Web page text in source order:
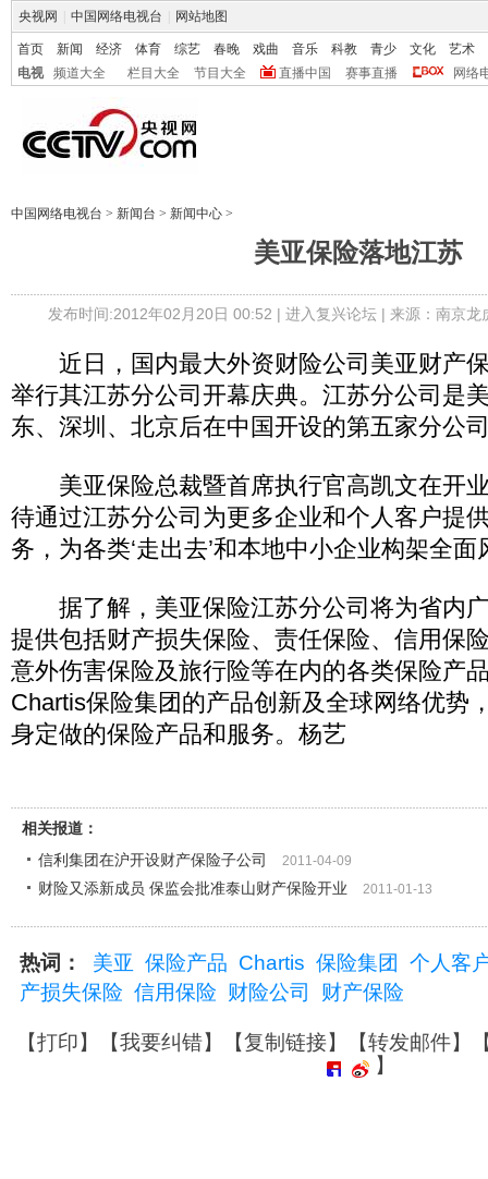
央视网 中国网络电视台 网站地图
首页 新闻 经济 体育 综艺 春晚 戏曲 音乐 科教 青少 文化
艺术
电视
频道大全 栏目大全 节目大全 直播中国 赛事直播 网络
中国网络电视台 > 新闻台 > 新闻中心 >
美亚保险落地江苏
发布时间:2012年02月20日 00:52 | 进入复兴论坛 | 来源：南京
近日，国内最大外资财险公司美亚财产
举行其江苏分公司开幕庆典。江苏分公司是
东、深圳、北京后在中国开设的第五家分公
美亚保险总裁暨首席执行官高凯文在开业
待通过江苏分公司为更多企业和个人客户提
务，为各类‘走出去’和本地中小企业构架全面
据了解，美亚保险江苏分公司将为省内
提供包括财产损失保险、责任保险、信用保
意外伤害保险及旅行险等在内的各类保险产
Chartis保险集团的产品创新及全球网络优势
身定做的保险产品和服务。杨艺
相关报道：
信利集团在沪开设财产保险子公司
2011-04-09
财险又添新成员 保监会批准泰山财产保险开业 2011-01-13
热词： 美亚 保险产品 Chartis 保险集团
个人客
产损失保险 信用保险 财险公司 财产保险
【打印】【我要纠错】【复制链接】【转发邮件】
】